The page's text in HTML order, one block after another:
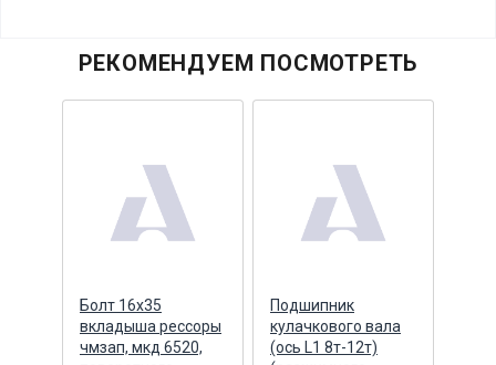
РЕКОМЕНДУЕМ ПОСМОТРЕТЬ
Болт 16х35
вкладыша рессоры
чмзап, мкд 6520,
Подшипник
кулачкового вала
(ось L1 8т-12т)